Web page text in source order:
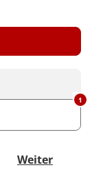
Weiter
1